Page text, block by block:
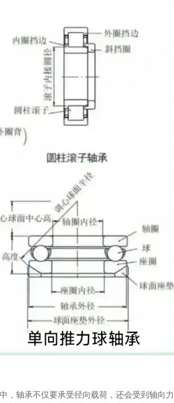
，轴承不仅要承受径向载荷，还会受到轴向力